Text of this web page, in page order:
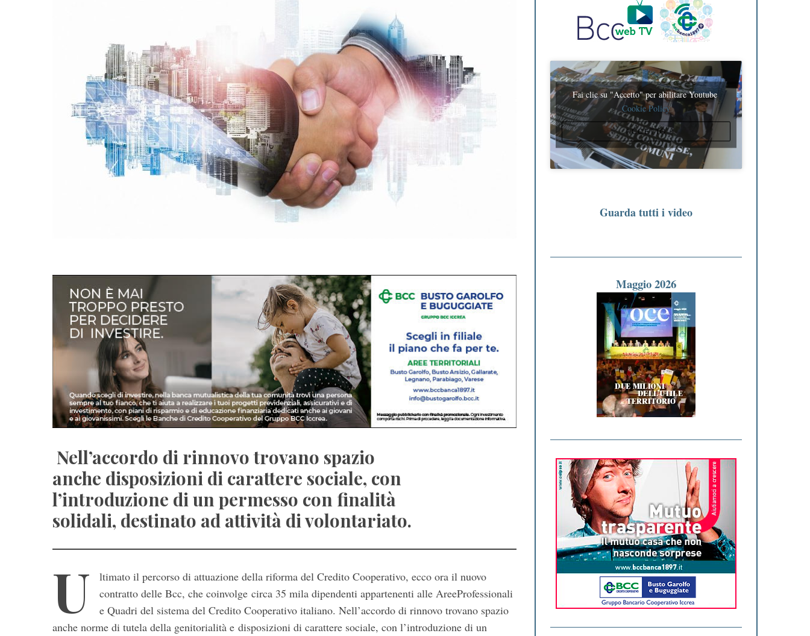
Nell’accordo di rinnovo trovano spazio
anche disposizioni di carattere sociale, con
l’introduzione di un permesso con finalità
solidali, destinato ad attività di volontariato.
U
ltimato il percorso di attuazione della riforma del Credito Cooperativo, ecco ora il nuovo
contratto delle Bcc, che coinvolge circa 35 mila dipendenti appartenenti alle AreeProfessionali
e Quadri del sistema del Credito Cooperativo italiano. Nell’accordo di rinnovo trovano spazio
anche norme di tutela della genitorialità e disposizioni di carattere sociale, con l’introduzione di un
Fai clic su "Accetto" per abilitare Youtube
Cookie Policy
ACCETTO
Guarda tutti i video
Maggio 2026